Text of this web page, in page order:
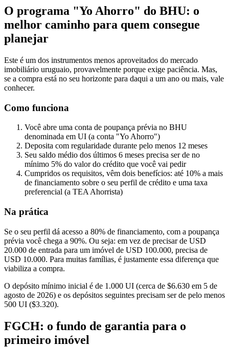
O programa "Yo Ahorro" do BHU: o
melhor caminho para quem consegue
planejar
Este é um dos instrumentos menos aproveitados do mercado
imobiliário uruguaio, provavelmente porque exige paciência. Mas,
se a compra está no seu horizonte para daqui a um ano ou mais, vale
conhecer.
Como funciona
Você abre uma conta de poupança prévia no BHU
denominada em UI (a conta "Yo Ahorro")
Deposita com regularidade durante pelo menos 12 meses
Seu saldo médio dos últimos 6 meses precisa ser de no
mínimo 5% do valor do crédito que você vai pedir
Cumpridos os requisitos, vêm dois benefícios: até 10% a mais
de financiamento sobre o seu perfil de crédito e uma taxa
preferencial (a TEA Ahorrista)
Na prática
Se o seu perfil dá acesso a 80% de financiamento, com a poupança
prévia você chega a 90%. Ou seja: em vez de precisar de USD
20.000 de entrada para um imóvel de USD 100.000, precisa de
USD 10.000. Para muitas famílias, é justamente essa diferença que
viabiliza a compra.
O depósito mínimo inicial é de 1.000 UI (cerca de $6.630 em 5 de
agosto de 2026) e os depósitos seguintes precisam ser de pelo menos
500 UI ($3.320).
FGCH: o fundo de garantia para o
primeiro imóvel